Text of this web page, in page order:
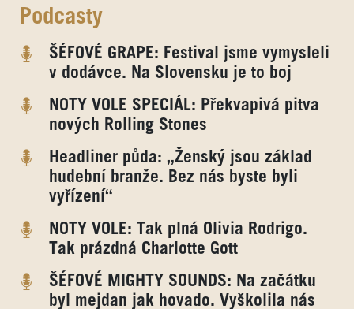
Podcasty
ŠÉFOVÉ GRAPE: Festival jsme vymysleli
v dodávce. Na Slovensku je to boj
NOTY VOLE SPECIÁL: Překvapivá pitva
nových Rolling Stones
Headliner půda: „Ženský jsou základ
hudební branže. Bez nás byste byli
vyřízení“
NOTY VOLE: Tak plná Olivia Rodrigo.
Tak prázdná Charlotte Gott
ŠÉFOVÉ MIGHTY SOUNDS: Na začátku
byl mejdan jak hovado. Vyškolila nás